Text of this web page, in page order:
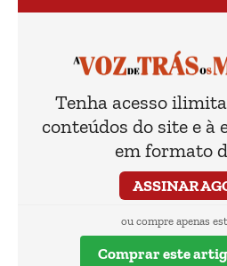
Tenha acesso
conteúdos do site e à
em formato
ASSINAR
ou compre apenas
Comprar este